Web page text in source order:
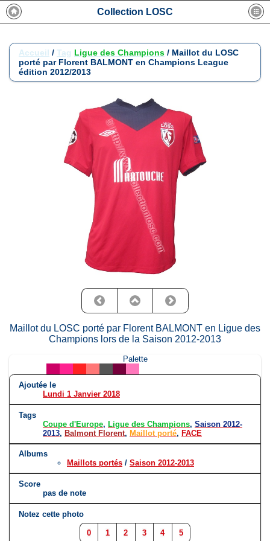
Collection LOSC
Accueil / Tag Ligue des Champions / Maillot du LOSC
porté par Florent BALMONT en Champions League
édition 2012/2013
Maillot du LOSC porté par Florent BALMONT en Ligue des
Champions lors de la Saison 2012-2013
Palette
Ajoutée le
Lundi 1 Janvier 2018
Tags
Coupe d'Europe, Ligue des Champions, Saison 2012-
2013, Balmont Florent, Maillot porté, FACE
Albums
Maillots portés / Saison 2012-2013
Score
pas de note
Notez cette photo
0 1 2 3 4 5